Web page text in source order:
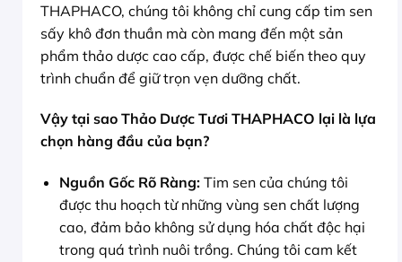
THAPHACO, chúng tôi không chỉ cung cấp tim sen
sấy khô đơn thuần mà còn mang đến một sản
phẩm thảo dược cao cấp, được chế biến theo quy
trình chuẩn để giữ trọn vẹn dưỡng chất.
Vậy tại sao Thảo Dược Tươi THAPHACO lại là lựa
chọn hàng đầu của bạn?
Nguồn Gốc Rõ Ràng:Tim sen của chúng tôi
được thu hoạch từ những vùng sen chất lượng
cao, đảm bảo không sử dụng hóa chất độc hại
trong quá trình nuôi trồng. Chúng tôi cam kết